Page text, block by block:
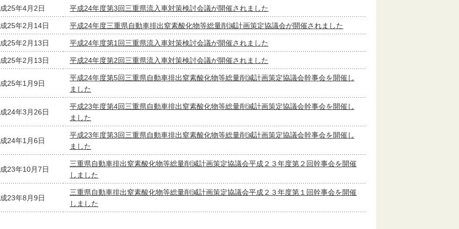
25年4月2日 平成24年度第3回三重県流入車対策検討会議が開催されました
25年2月14日 平成24年度三重県自動車排出窒素酸化物等総量削減計画策定協議会が開催されました
25年2月13日 平成24年度第1回三重県流入車対策検討会議が開催されました
25年2月13日 平成24年度第2回三重県流入車対策検討会議が開催されました
25年1月9日
平成24年度第5回三重県自動車排出窒素酸化物等総量削減計画策定協議会幹事会を開催し
ました
24年3月26日
平成23年度第4回三重県自動車排出窒素酸化物等総量削減計画策定協議会幹事会を開催し
ました
24年1月6日
平成23年度第3回三重県自動車排出窒素酸化物等総量削減計画策定協議会幹事会を開催し
ました
23年10月7日
三重県自動車排出窒素酸化物等総量削減計画策定協議会平成２３年度第２回幹事会を開催
しました
23年8月9日
三重県自動車排出窒素酸化物等総量削減計画策定協議会平成２３年度第１回幹事会を開催
しました